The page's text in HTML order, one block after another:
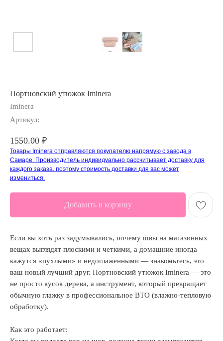
Портновский утюжок Iminera
Iminera
Артикул:
1550.00 ₽
Товары Iminera отправляются покупателю напрямую с завода в
Самаре. Производитель индивидуально рассчитывает доставку для
каждого заказа, поэтому стоимость доставки для вас может
измениться.
Добавить в корзину
Если вы хоть раз задумывались, почему швы на магазинных
вещах выглядят плоскими и четкими, а домашние иногда
кажутся «пухлыми» и недоглаженными — знакомьтесь, это
ваш новый лучший друг. Портновский утюжок Iminera — это
не просто кусок дерева, а инструмент, который превращает
обычную глажку в профессиональное ВТО (влажно-тепловую
обработку).
Как это работает: